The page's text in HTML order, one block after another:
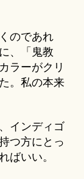
のであれ
、「鬼教
ラーがクリ
。私の本来
インディゴ
つ方にとっ
ばいい。